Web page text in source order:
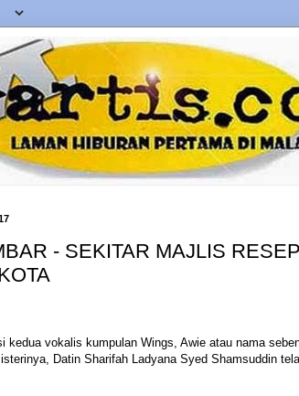
- SEKITAR MAJLIS
kedua vokalis kumpulan Wings, Awie atau nama
Datin Sharifah Ladyana Syed Shamsuddin